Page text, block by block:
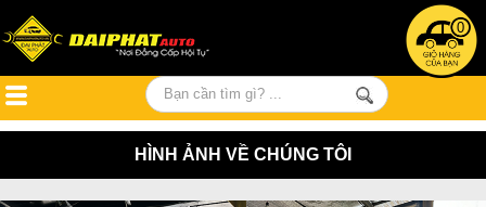
0
HÌNH ẢNH VỀ CHÚNG TÔI